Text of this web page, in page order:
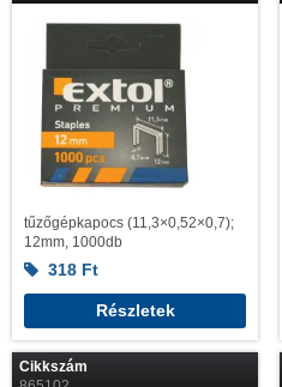
tűzőgépkapocs (11,3×0,52×0,7);
12mm, 1000db
318 Ft
Részletek
Cikkszám